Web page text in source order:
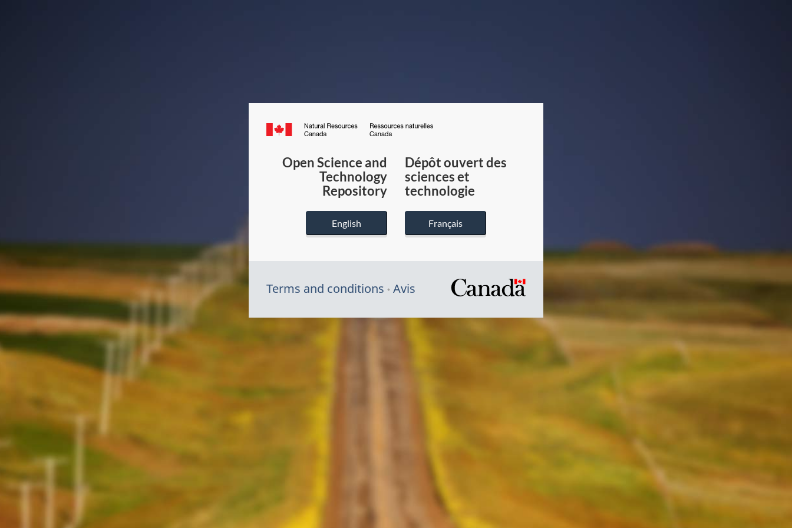
Canada.ca
du
Canada
Open Science and
Technology
Repository
English
Dépôt ouvert des
sciences et
technologie
Français
Terms and conditions Avis
/
Symbole
du
gouvernement
du